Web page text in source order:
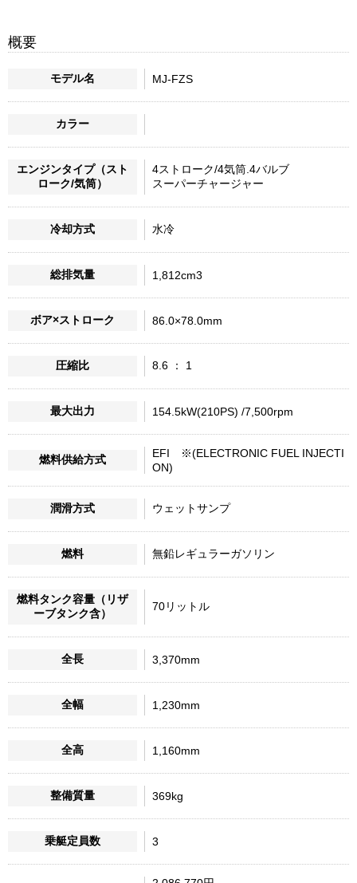
概要
モデル名 MJ-FZS
カラー
エンジンタイプ（スト
ローク/気筒）
4ストローク/4気筒.4バルブ
スーパーチャージャー
冷却方式 水冷
総排気量 1,812cm3
ボア×ストローク 86.0×78.0mm
圧縮比 8.6 ： 1
最大出力 154.5kW(210PS) /7,500rpm
燃料供給方式
EFI ※(ELECTRONIC FUEL INJECTI
ON)
潤滑方式 ウェットサンプ
燃料 無鉛レギュラーガソリン
燃料タンク容量（リザ
ーブタンク含）
70リットル
全長 3,370mm
全幅 1,230mm
全高 1,160mm
整備質量 369kg
乗艇定員数 3